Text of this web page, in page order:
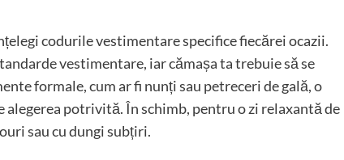
codurile vestimentare specifice fiecărei ocazii.
vestimentare, iar cămașa ta trebuie să se
formale, cum ar fi nunți sau petreceri de gală, o
alegerea potrivită. În schimb, pentru o zi relaxantă de
sau cu dungi subțiri.